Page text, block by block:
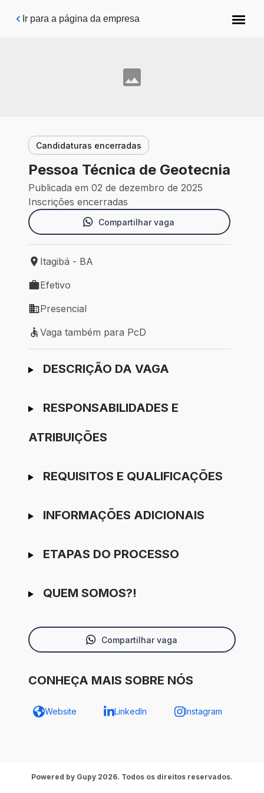
Pular para o conteúdo principal
Ir para a página da empresa
Candidaturas encerradas
Pessoa Técnica de Geotecnia
Publicada em 02 de dezembro de 2025
Inscrições encerradas
Compartilhar vaga
Local de trabalho: Itagibá - BA
Itagibá - BA
Tipo de vaga: Efetivo
Efetivo
Modelo de trabalho: Presencial
Presencial
Vaga também para PcD
Vaga também para PcD
Ir para candidatura
DESCRIÇÃO DA VAGA
RESPONSABILIDADES E
ATRIBUIÇÕES
REQUISITOS E QUALIFICAÇÕES
INFORMAÇÕES ADICIONAIS
ETAPAS DO PROCESSO
QUEM SOMOS?!
Compartilhar vaga
CONHEÇA MAIS SOBRE NÓS
Website LinkedIn Instagram
Powered by Gupy 2026. Todos os direitos reservados.